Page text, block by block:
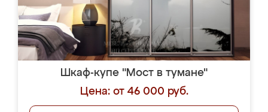
Шкаф-купе "Мост в тумане"
Цена: от 46 000 руб.